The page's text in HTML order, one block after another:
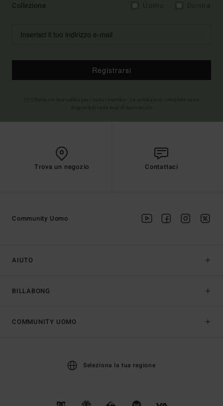
Collezione
Registrarsi
Trova un negozio Contattaci
AIUTO
BILLABONG
Community Uomo
COMMUNITY UOMO
Seleziona la tua regione